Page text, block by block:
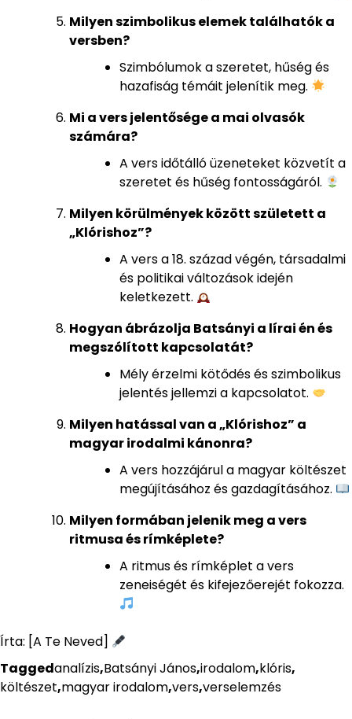
Milyen szimbolikus elemek találhatók a
versben?
Szimbólumok a szeretet, hűség és
hazafiság témáit jelenítik meg.
Mi a vers jelentősége a mai olvasók
számára?
A vers időtálló üzeneteket közvetít a
szeretet és hűség fontosságáról.
Milyen körülmények között született a
„Klórishoz”?
A vers a 18. század végén, társadalmi
és politikai változások idején
keletkezett.
Hogyan ábrázolja Batsányi a lírai én és
megszólított kapcsolatát?
Mély érzelmi kötődés és szimbolikus
jelentés jellemzi a kapcsolatot.
Milyen hatással van a „Klórishoz” a
magyar irodalmi kánonra?
A vers hozzájárul a magyar költészet
megújításához és gazdagításához.
Milyen formában jelenik meg a vers
ritmusa és rímképlete?
A ritmus és rímképlet a vers
zeneiségét és kifejezőerejét fokozza.
Írta: [A Te Neved]
Taggedanalízis,Batsányi János,irodalom,klóris,
költészet,magyar irodalom,vers,verselemzés